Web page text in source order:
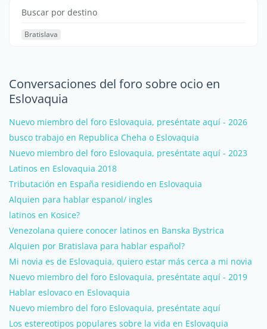
Buscar por destino
Bratislava
Conversaciones del foro sobre ocio en
Eslovaquia
Nuevo miembro del foro Eslovaquia, preséntate aquí - 2026
busco trabajo en Republica Cheha o Eslovaquia
Nuevo miembro del foro Eslovaquia, preséntate aquí - 2023
Latinos en Eslovaquia 2018
Tributación en España residiendo en Eslovaquia
Alquien para hablar espanol/ ingles
latinos en Kosice?
Venezolana quiere conocer latinos en Banska Bystrica
Alquien por Bratislava para hablar español?
Mi novia es de Eslovaquia, quiero estar más cerca a mi novia
Nuevo miembro del foro Eslovaquia, preséntate aquí - 2019
Hablar eslovaco en Eslovaquia
Nuevo miembro del foro Eslovaquia, preséntate aquí
Los estereotipos populares sobre la vida en Eslovaquia